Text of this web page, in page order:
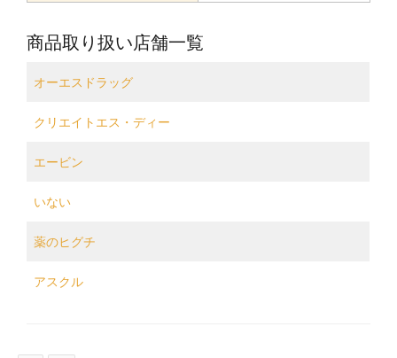
商品取り扱い店舗一覧
オーエスドラッグ
クリエイトエス・ディー
エービン
いない
薬のヒグチ
アスクル